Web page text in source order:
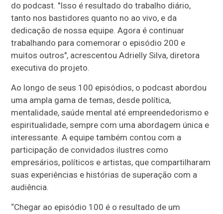
do podcast. "Isso é resultado do trabalho diário,
tanto nos bastidores quanto no ao vivo, e da
dedicação de nossa equipe. Agora é continuar
trabalhando para comemorar o episódio 200 e
muitos outros", acrescentou Adrielly Silva, diretora
executiva do projeto.
Ao longo de seus 100 episódios, o podcast abordou
uma ampla gama de temas, desde política,
mentalidade, saúde mental até empreendedorismo e
espiritualidade, sempre com uma abordagem única e
interessante. A equipe também contou com a
participação de convidados ilustres como
empresários, políticos e artistas, que compartilharam
suas experiências e histórias de superação com a
audiência.
“Chegar ao episódio 100 é o resultado de um